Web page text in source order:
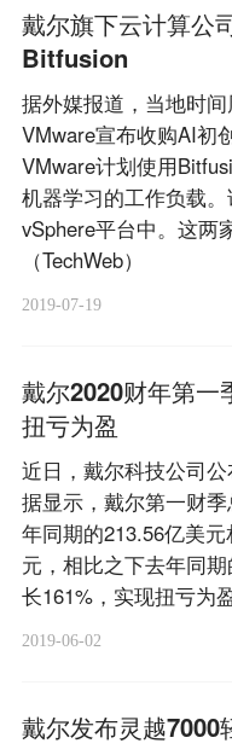
戴尔旗下云计算公
Bitfusion
据外媒报道，当地时
VMware宣布收购AI初
VMware计划使用
机器学习的工作负载
vSphere平台中。这两
（TechWeb）
2019-07-19
戴尔2020财年第一
扭亏为盈
近日，戴尔科技公司
据显示，戴尔第一财
年同期的213.56亿美
元，相比之下去年同
长161%，实现扭亏为
2019-06-02
戴尔发布灵越7000